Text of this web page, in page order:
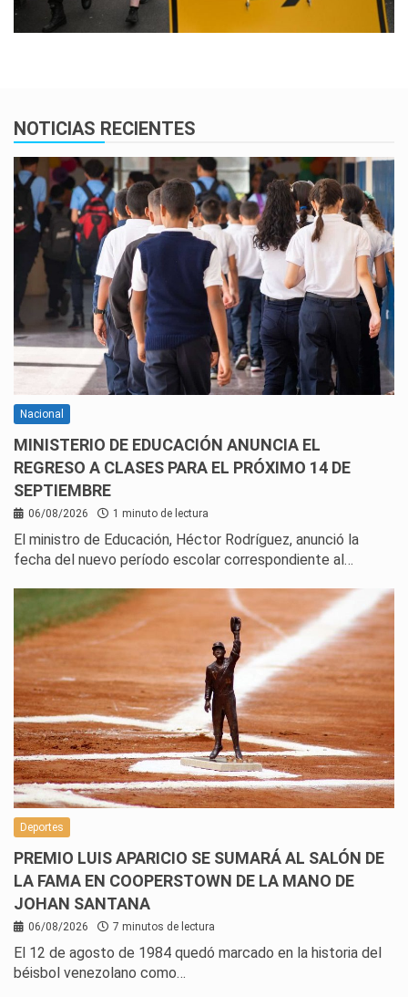
NOTICIAS RECIENTES
Nacional
MINISTERIO DE EDUCACIÓN ANUNCIA EL
REGRESO A CLASES PARA EL PRÓXIMO 14 DE
SEPTIEMBRE
06/08/2026 1 minuto de lectura
El ministro de Educación, Héctor Rodríguez, anunció la
fecha del nuevo período escolar correspondiente al…
Deportes
PREMIO LUIS APARICIO SE SUMARÁ AL SALÓN DE
LA FAMA EN COOPERSTOWN DE LA MANO DE
JOHAN SANTANA
06/08/2026 7 minutos de lectura
El 12 de agosto de 1984 quedó marcado en la historia del
béisbol venezolano como…